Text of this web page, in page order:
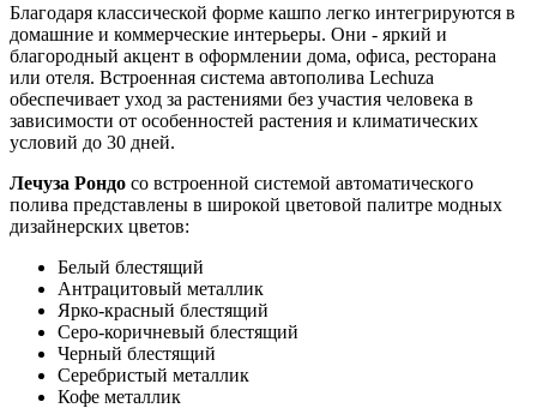
Благодаря классической форме кашпо легко интегрируются в
домашние и коммерческие интерьеры. Они - яркий и
благородный акцент в оформлении дома, офиса, ресторана
или отеля. Встроенная система автополива Lechuza
обеспечивает уход за растениями без участия человека в
зависимости от особенностей растения и климатических
условий до 30 дней.
Лечуза Рондо со встроенной системой автоматического
полива представлены в широкой цветовой палитре модных
дизайнерских цветов:
Белый блестящий
Антрацитовый металлик
Ярко-красный блестящий
Серо-коричневый блестящий
Черный блестящий
Серебристый металлик
Кофе металлик